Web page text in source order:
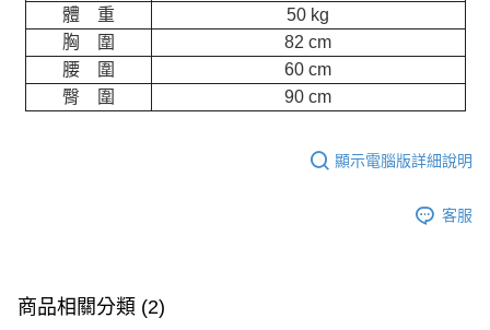
體 重
50 kg
胸 圍
82 cm
腰 圍
60 cm
臀 圍
90 cm
顯示電腦版詳細說明
客服
商品相關分類 (2)